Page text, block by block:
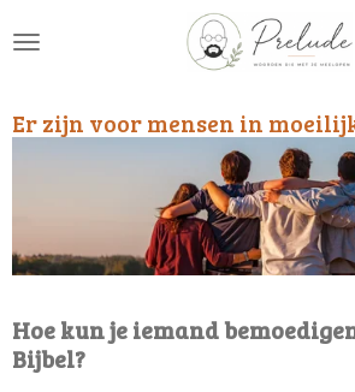
direct
de
hoofdinhoud
Er zijn voor mensen in
Hoe kun je iemand
Bijbel?